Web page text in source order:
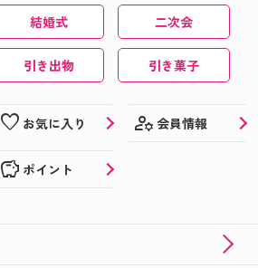
結婚式 二次会
引き出物 引き菓子
favorite お気に入り manage_accounts 会員情報
savings ポイント